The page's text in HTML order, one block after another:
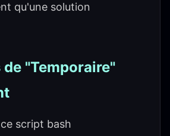
qu'une solution
de "Temporaire"
script bash